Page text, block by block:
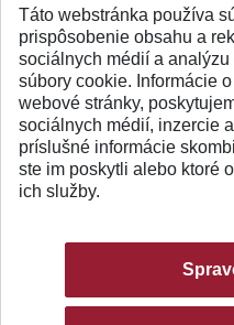
Táto webstránka používa
prispôsobenie obsahu a
sociálnych médií a
súbory cookie. Informácie
webové stránky,
sociálnych médií, inzercie
príslušné informácie
ste im poskytli alebo ktoré
ich služby.